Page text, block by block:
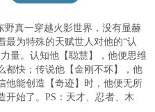
野真一穿越火影世界，没有显赫
最为特殊的天赋世人对他的“认
量。认知他【聪慧】，他便思维
都快；传说他【金刚不坏】，他
他能创造【奇迹】时，他便无所
开始了。PS：天才、忍者、木